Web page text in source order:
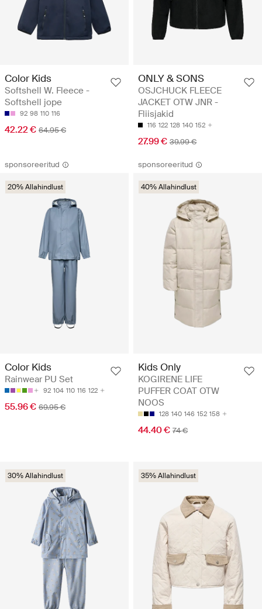
Color Kids
Softshell W. Fleece -
Softshell jope
92 98 110 116
42.22 € 64.95 €
ONLY & SONS
OSJCHUCK FLEECE
JACKET OTW JNR -
Fliisjakid
116 122 128 140 152
27.99 € 39.99 €
sponsoreeritud
20% Allahindlust
Color Kids
Rainwear PU Set
92 104 110 116 122
55.96 € 69.95 €
sponsoreeritud
40% Allahindlust
Kids Only
KOGIRENE LIFE
PUFFER COAT OTW
NOOS
128 140 146 152 158
44.40 € 74 €
30% Allahindlust 35% Allahindlust